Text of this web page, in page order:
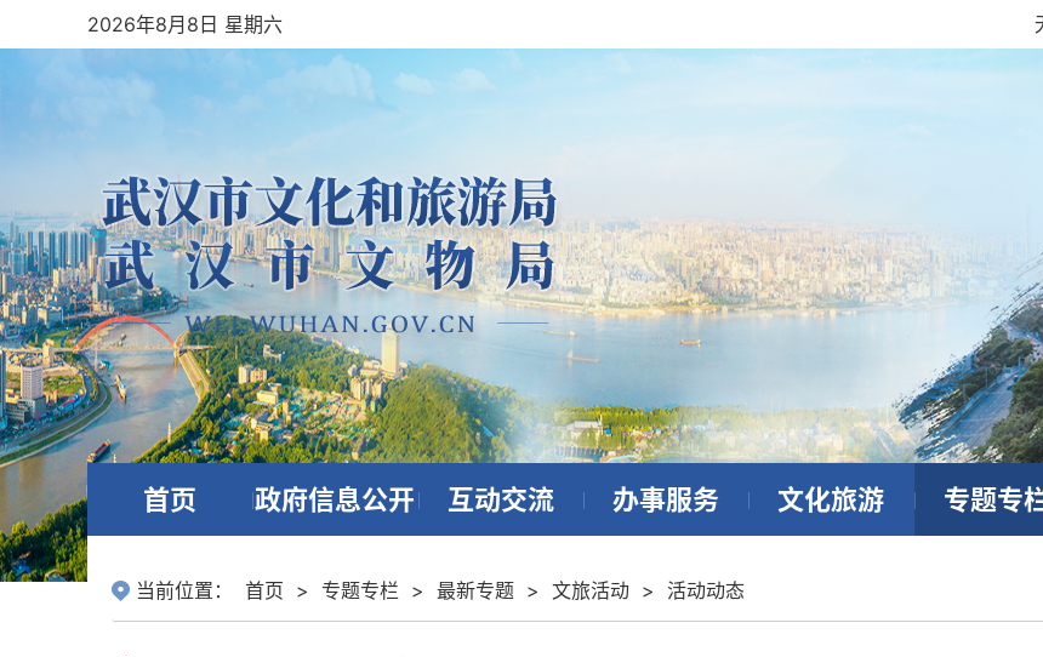
2026年8月8日 星期六
首页 政府信息公开 互动交流 办事服务 文化旅游 专题专
当前位置： 首页 > 专题专栏 > 最新专题 > 文旅活动 > 活动动态